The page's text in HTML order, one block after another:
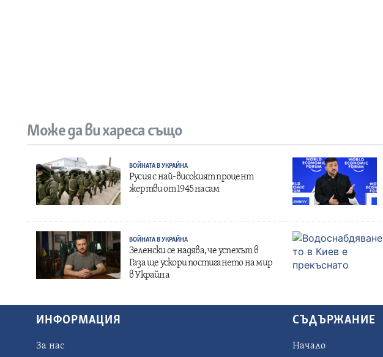
Може да ви хареса също
ВОЙНАТА В УКРАЙНА
Русия с най-високият процент
жертви от 1945 насам
ВОЙНАТА В УКРАЙНА
Зеленски се надява, че успехът в
Газа ще ускори постигането на мир
в Украйна
ИНФОРМАЦИЯ
За нас
СЪДЪРЖАНИЕ
Начало